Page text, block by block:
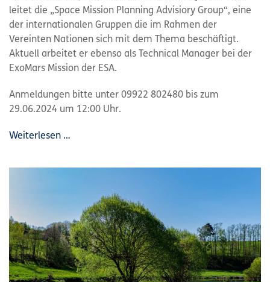
leitet die „Space Mission Planning Advisiory Group“, eine
der internationalen Gruppen die im Rahmen der
Vereinten Nationen sich mit dem Thema beschäftigt.
Aktuell arbeitet er ebenso als Technical Manager bei der
ExoMars Mission der ESA.
Anmeldungen bitte unter 09922 802480 bis zum
29.06.2024 um 12:00 Uhr.
Weiterlesen …